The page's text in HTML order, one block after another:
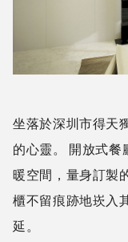
坐落於深圳市得天
的心靈。 開放式餐
暖空間，量身訂製
櫃不留痕跡地崁入
延。